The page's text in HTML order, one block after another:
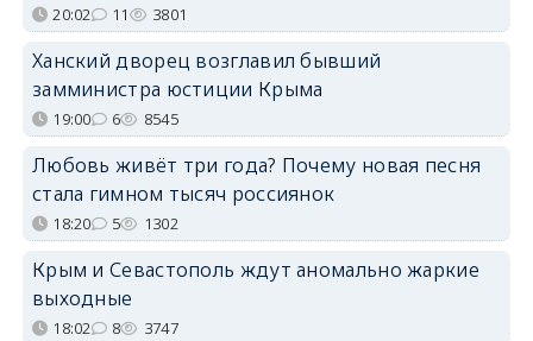
20:02 11 3801
Ханский дворец возглавил бывший
замминистра юстиции Крыма
19:00 6 8545
Любовь живёт три года? Почему новая песня
стала гимном тысяч россиянок
18:20 5 1302
Крым и Севастополь ждут аномально жаркие
выходные
18:02 8 3747